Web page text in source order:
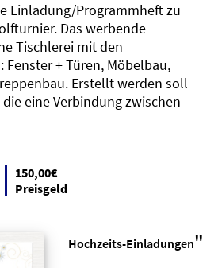
Einladung/Programmheft zu
Das werbende
Tischlerei mit den
Fenster + Türen, Möbelbau,
Erstellt werden soll
eine Verbindung zwischen
150,00€
Preisgeld
Hochzeits-Einladungen"